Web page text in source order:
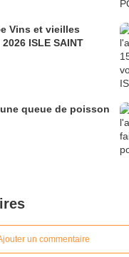
queue de poisson
un commentaire